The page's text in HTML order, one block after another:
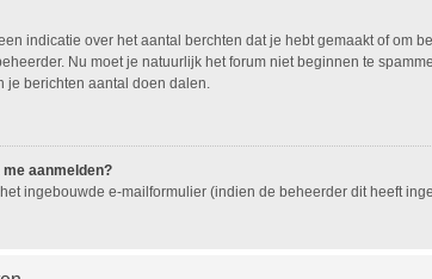
indicatie over het aantal berchten dat je hebt gemaakt of om
Nu moet je natuurlijk het forum niet beginnen te
je berichten aantal doen dalen.
aanmelden?
ingebouwde e-mailformulier (indien de beheerder dit heeft